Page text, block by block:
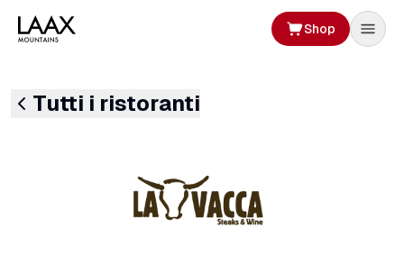
Shop
Tutti i ristoranti